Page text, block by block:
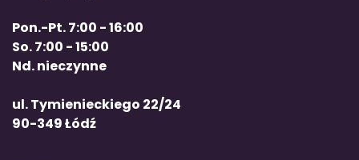
Pon.-Pt. 7:00 - 16:00
So. 7:00 - 15:00
Nd. nieczynne
ul. Tymienieckiego 22/24
90-349 Łódź